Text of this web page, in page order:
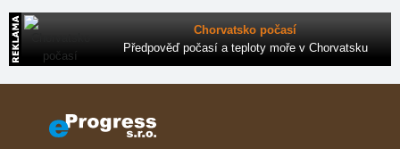
Chorvatsko počasí
Předpověď počasí a teploty moře v Chorvatsku